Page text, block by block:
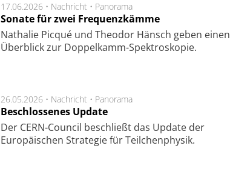
17.06.2026 • Nachricht • Panorama
Sonate für zwei Frequenzkämme
Nathalie Picqué und Theodor Hänsch geben einen
Überblick zur Doppelkamm-Spektroskopie.
26.05.2026 • Nachricht • Panorama
Beschlossenes Update
Der CERN-Council beschließt das Update der
Europäischen Strategie für Teilchenphysik.